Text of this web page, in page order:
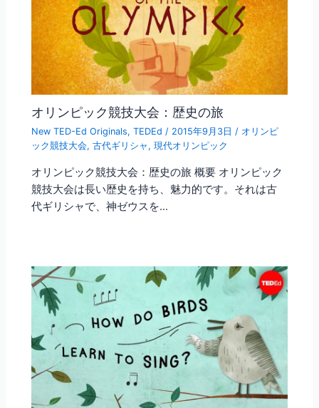
オリンピック競技大会：歴史の旅
New TED-Ed Originals,TEDEd / 2015年9月3日/ オリンピ
ック競技大会,古代ギリシャ ,現代オリンピック
オリンピック競技大会：歴史の旅 概要 オリンピック
競技大会は長い歴史を持ち、魅力的です。それは古
代ギリシャで、神ゼウスを…